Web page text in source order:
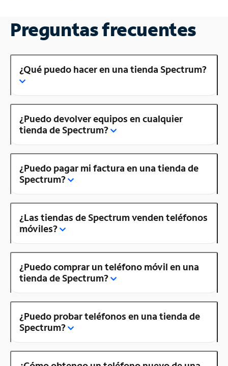
Preguntas frecuentes
¿Qué puedo hacer en una tienda Spectrum?
¿Puedo devolver equipos en cualquier
tienda de Spectrum?
¿Puedo pagar mi factura en una tienda de
Spectrum?
¿Las tiendas de Spectrum venden teléfonos
móviles?
¿Puedo comprar un teléfono móvil en una
tienda de Spectrum?
¿Puedo probar teléfonos en una tienda de
Spectrum?